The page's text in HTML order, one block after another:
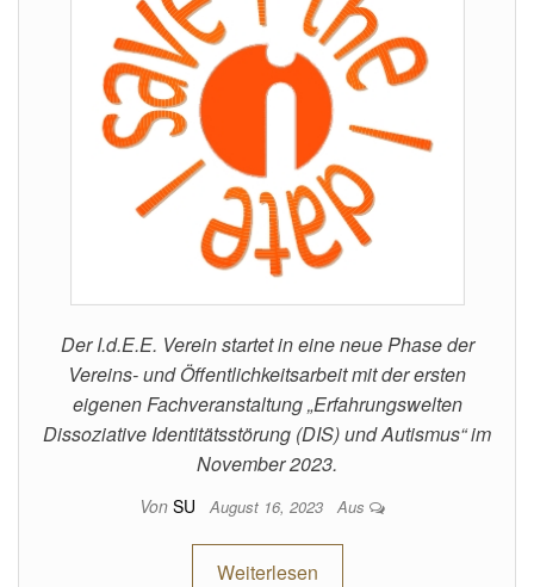
Der I.d.E.E. Verein startet in eine neue Phase der
Vereins- und Öffentlichkeitsarbeit mit der ersten
eigenen Fachveranstaltung „Erfahrungswelten
Dissoziative Identitätsstörung (DIS) und Autismus“ im
November 2023.
Von SU August 16, 2023 Aus
Weiterlesen